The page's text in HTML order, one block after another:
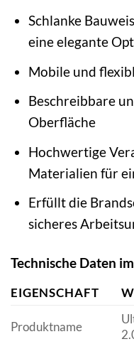
Schlanke
eine elegante
Mobile und
Beschreibbare
Oberfläche
Hochwertige
Materialien für
Erfüllt die
sicheres
Technische Daten
EIGENSCHAFT
Produktname